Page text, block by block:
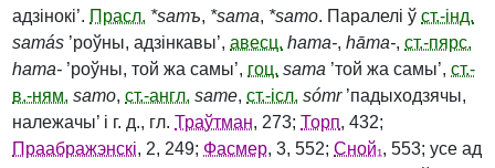
адзінокі’. Прасл. *samъ, *sama, *samo. Паралелі ў ст.-інд.
samás ’роўны, адзінкавы’, авесц. hama‑, hāma‑, ст.-пярс.
hama‑ ’роўны, той жа самы’, гоц. sama ’той жа самы’, ст.-
в.-ням. samo, ст.-англ. same, ст.-ісл. sómr’падыходзячы,
належачы’ і г. д., гл. Траўтман, 273; Торп, 432;
Праабражэнскі, 2, 249; Фасмер, 3, 552; Сной₁, 553; усе ад